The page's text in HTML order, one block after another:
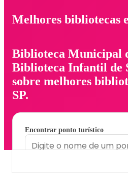
Melhores bibliotecas
Biblioteca Municipal
Biblioteca Infantil de
sobre melhores
SP.
Encontrar ponto turístico